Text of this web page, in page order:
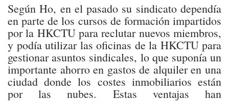
Según Ho, en el pasado su sindicato dependía
en parte de los cursos de formación impartidos
por la HKCTU para reclutar nuevos miembros,
y podía utilizar las oficinas de la HKCTU para
gestionar asuntos sindicales, lo que suponía un
importante ahorro en gastos de alquiler en una
ciudad donde los costes inmobiliarios están
por las nubes. Estas ventajas han